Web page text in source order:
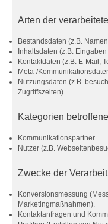
Arten der
Bestandsdaten (z.B.
Inhaltsdaten (z.B.
Kontaktdaten (z.B. E-Mail,
Meta-/
Nutzungsdaten (z.B.
Zugriffszeiten).
Kategorien
Kommunikationspartner.
Nutzer (z.B.
Zwecke der
Konversionsmessung
Marketingmaßnahmen).
Kontaktanfragen und